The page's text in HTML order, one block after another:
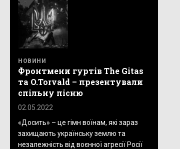
НОВИНИ
Фронтмени гуртів The Gitas
та O.Torvald – презентували
спільну пісню
02.05.2022
«Досить» – це гімн воїнам, які зараз
захищають українську землю та
незалежність від воєнної агресії Росії